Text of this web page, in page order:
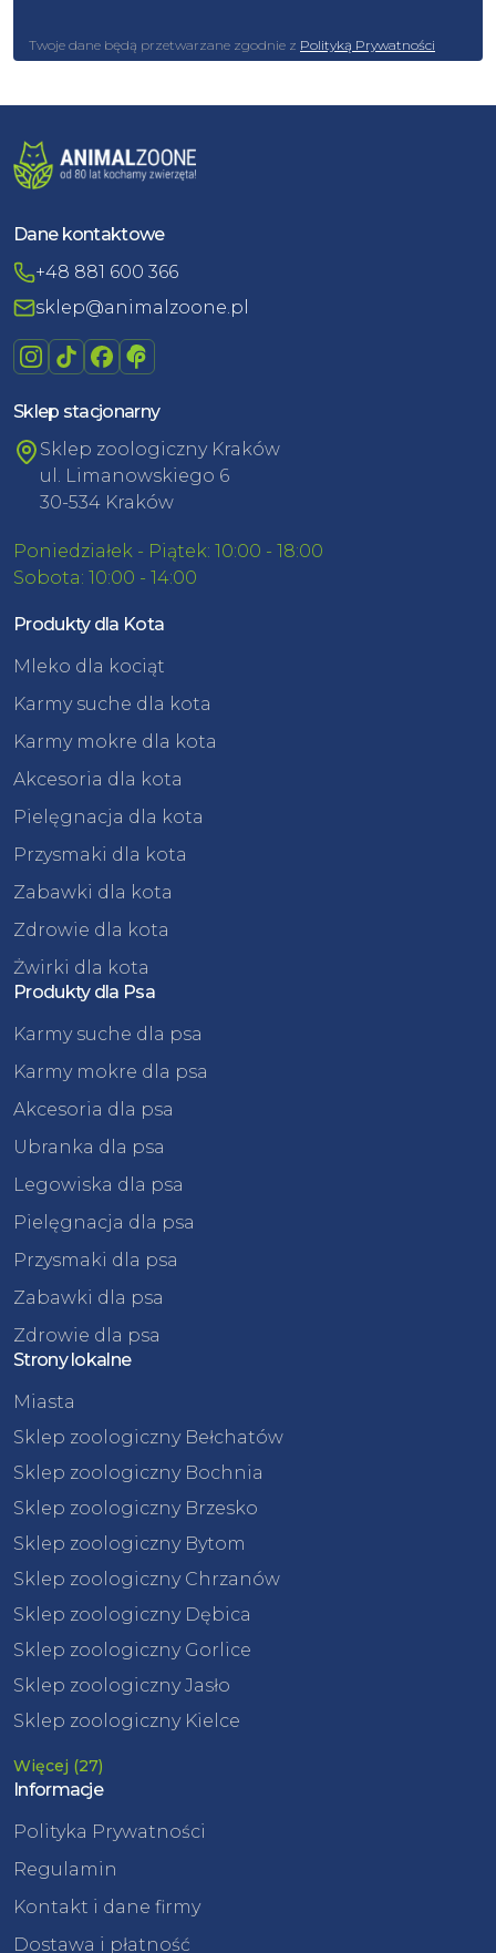
Twoje dane będą przetwarzane zgodnie z Polityką Prywatności
Dane kontaktowe
+48 881 600 366
sklep@animalzoone.pl
Sklep stacjonarny
Sklep zoologiczny Kraków
ul. Limanowskiego 6
30-534 Kraków
Poniedziałek - Piątek: 10:00 - 18:00
Sobota: 10:00 - 14:00
Produkty dla Kota
Mleko dla kociąt
Karmy suche dla kota
Karmy mokre dla kota
Akcesoria dla kota
Pielęgnacja dla kota
Przysmaki dla kota
Zabawki dla kota
Zdrowie dla kota
Żwirki dla kota
Produkty dla Psa
Karmy suche dla psa
Karmy mokre dla psa
Akcesoria dla psa
Ubranka dla psa
Legowiska dla psa
Pielęgnacja dla psa
Przysmaki dla psa
Zabawki dla psa
Zdrowie dla psa
Strony lokalne
Miasta
Sklep zoologiczny Bełchatów
Sklep zoologiczny Bochnia
Sklep zoologiczny Brzesko
Sklep zoologiczny Bytom
Sklep zoologiczny Chrzanów
Sklep zoologiczny Dębica
Sklep zoologiczny Gorlice
Sklep zoologiczny Jasło
Sklep zoologiczny Kielce
Więcej (27)
Informacje
Polityka Prywatności
Regulamin
Kontakt i dane firmy
Dostawa i płatność